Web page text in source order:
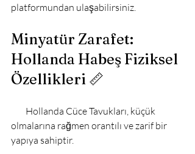
platformundan ulaşabilirsiniz.
Minyatür Zarafet:
Hollanda Habeş Fiziksel
Özellikleri 📏
olmalarına rağmen orantılı ve zarif bir
yapıya sahiptir.